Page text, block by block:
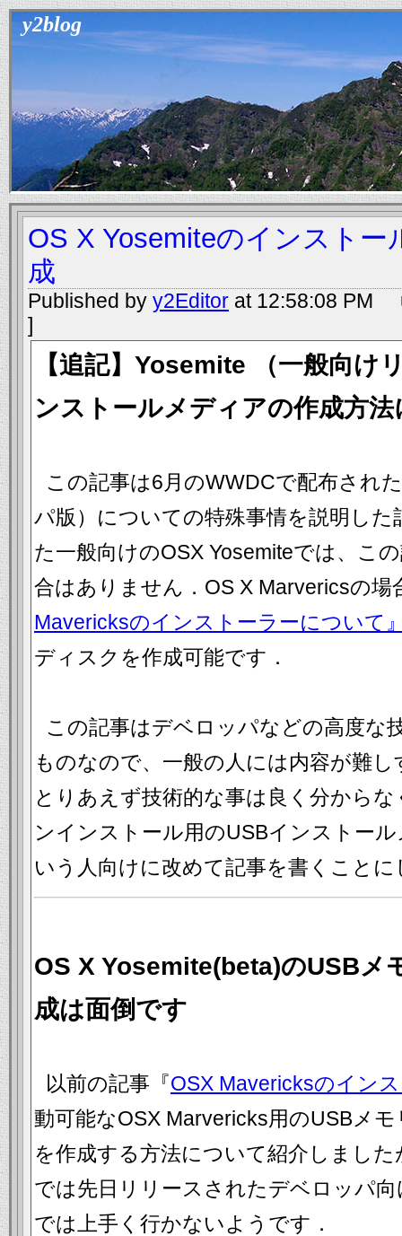
y2blog
OS X Yosemiteのインストー
成
Published by y2Editor at 12:58:08 PM
]
【追記】Yosemite （一般向け
ンストールメディアの作成方
この記事は6月のWWDCで配布され
パ版）についての特殊事情を説明し
た一般向けのOSX Yosemiteでは、こ
合はありません．OS X Marvericsの場
Mavericksのインストーラーについて
ディスクを作成可能です．
この記事はデベロッパなどの高度な
ものなので、一般の人には内容が難
とりあえず技術的な事は良く分から
ンインストール用のUSBインストー
いう人向けに改めて記事を書くことに
OS X Yosemite(beta)のUSBメ
成は面倒です
以前の記事『OSX Mavericksのイン
動可能なOSX Marvericks用のUSBメ
を作成する方法について紹介しまし
では先日リリースされたデベロッパ向
では上手く行かないようです．